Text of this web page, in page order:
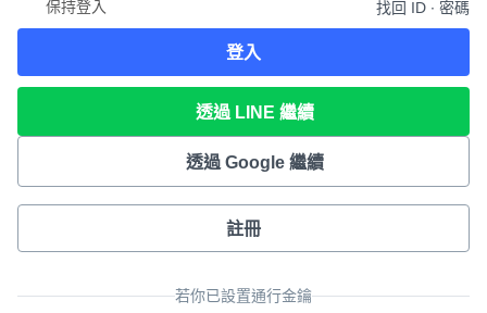
保持登入 找回 ID ∙ 密碼
登入
透過 LINE 繼續
透過 Google 繼續
註冊
若你已設置通行金鑰